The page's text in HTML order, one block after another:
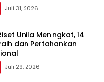
Juli 31, 2026
Unila Meningkat, 14
dan Pertahankan
Juli 29, 2026